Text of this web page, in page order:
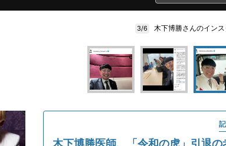
3/6 木下博勝さんのイン
木下博勝医師、「令和の虎」引退